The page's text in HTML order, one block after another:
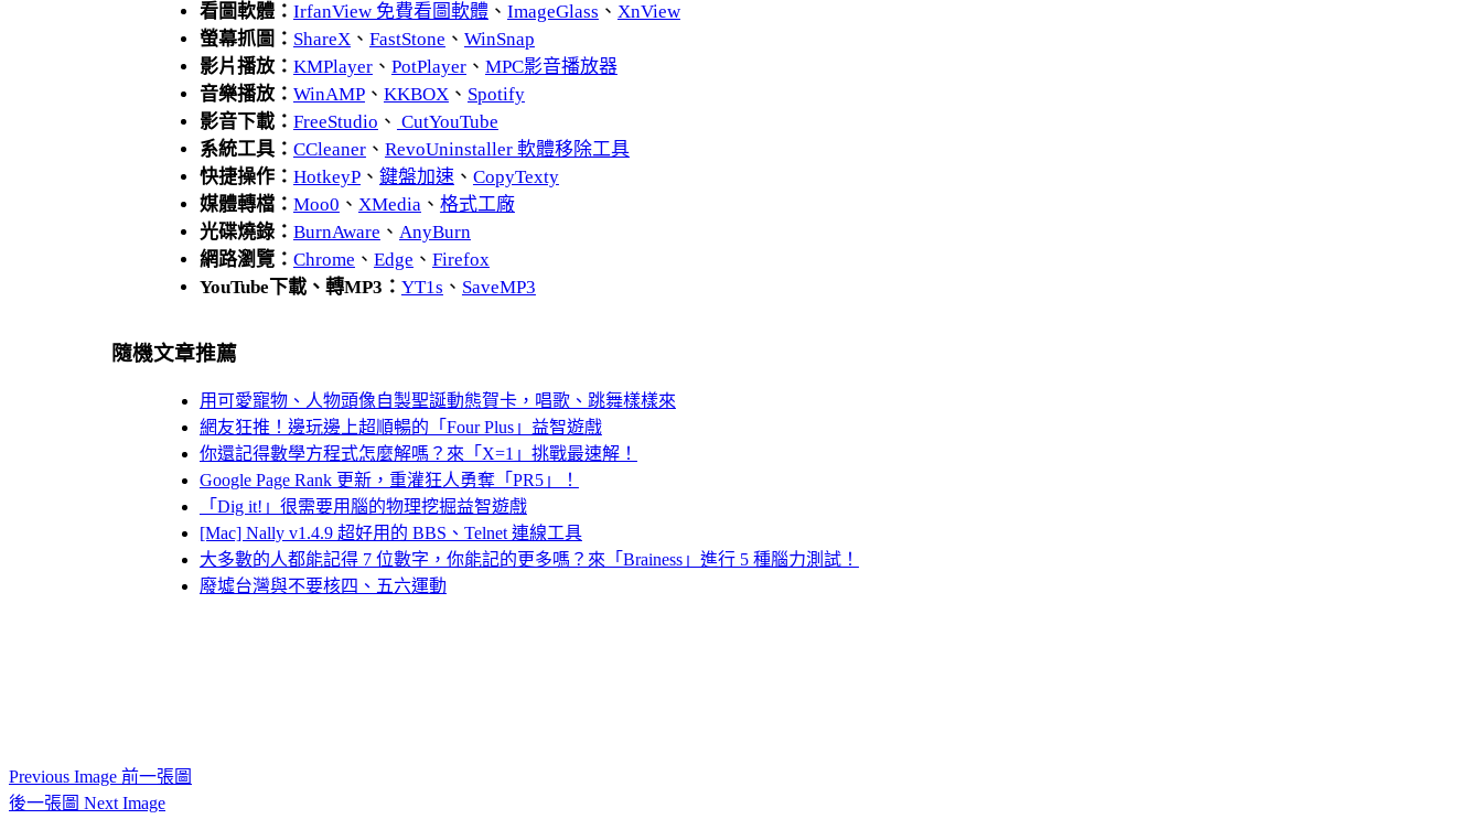
看圖軟體： IrfanView 免費看圖軟體、 ImageGlass 、 XnView
螢幕抓圖： ShareX、 FastStone 、 WinSnap
影片播放： KMPlayer、 PotPlayer、 MPC影音播放器
音樂播放： WinAMP、 KKBOX、 Spotify
影音下載： FreeStudio 、 CutYouTube
系統工具： CCleaner、 RevoUninstaller 軟體移除工具
快捷操作： HotkeyP、 鍵盤加速、 CopyTexty
媒體轉檔： Moo0 、 XMedia、 格式工廠
光碟燒錄： BurnAware 、 AnyBurn
網路瀏覽： Chrome 、 Edge 、 Firefox
YouTube下載、轉MP3： YT1s 、 SaveMP3
隨機文章推薦
用可愛寵物、人物頭像自製聖誕動態賀卡，唱歌、跳舞樣樣來
網友狂推！邊玩邊上超順暢的「Four Plus」益智遊戲
你還記得數學方程式怎麼解嗎？來「X=1」挑戰最速解！
Google Page Rank 更新，重灌狂人勇奪「PR5」！
「Dig it!」很需要用腦的物理挖掘益智遊戲
[Mac] Nally v1.4.9 超好用的 BBS、Telnet 連線工具
大多數的人都能記得 7 位數字，你能記的更多嗎？來「Brainess」進行 5 種腦力測試！
廢墟台灣與不要核四、五六運動
Previous Image 前一張圖
後一張圖 Next Image